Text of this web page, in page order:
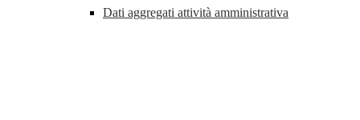
Dati aggregati attività amministrativa